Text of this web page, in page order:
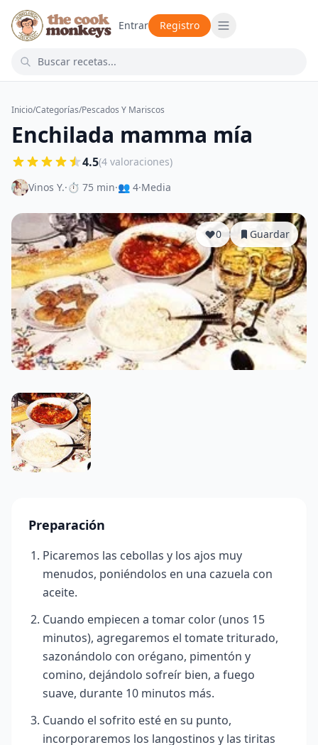
Entrar Registro
Inicio/Categorías/Pescados Y Mariscos
Enchilada mamma mía
4.5(4 valoraciones)
Vinos Y.·⏱ 75 min·👥 4·Media
0 Guardar
Preparación
Picaremos las cebollas y los ajos muy
menudos, poniéndolos en una cazuela con
aceite.
Cuando empiecen a tomar color (unos 15
minutos), agregaremos el tomate triturado,
sazonándolo con orégano, pimentón y
comino, dejándolo sofreír bien, a fuego
suave, durante 10 minutos más.
Cuando el sofrito esté en su punto,
incorporaremos los langostinos y las tiritas